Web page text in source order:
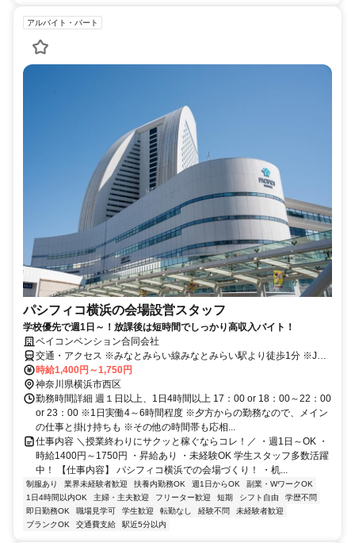
アルバイト・パート
パシフィコ横浜の会場設営スタッフ
学校優先で週1日～！放課後は短時間でしっかり高収入バイト！
ベイコンベンション合同会社
交通・アクセス ※みなとみらい線みなとみらい駅より徒歩1分 ※JR
根岸線桜木町駅より徒歩5分
時給1,400円～1,750円
神奈川県横浜市西区
勤務時間詳細 週１日以上、1日4時間以上 17：00 or 18：00～22：00
or 23：00 ※1日実働4～6時間程度 ※夕方からの勤務なので、メイン
の仕事と掛け持ちも ※その他の時間帯も応相...
仕事内容 ＼授業終わりにサクッと稼ぐならコレ！／ ・週1日～OK ・
時給1400円～1750円 ・昇給あり ・未経験OK 学生スタッフ多数活躍
中！ 【仕事内容】 パシフィコ横浜での会場づくり！ ・机...
制服あり 業界未経験者歓迎 扶養内勤務OK 週1日からOK
副業・WワークOK
1日4時間以内OK
主婦・主夫歓迎 フリーター歓迎 短期 シフト自由
学歴不問
即日勤務OK
職場見学可 学生歓迎 転勤なし 経験不問
未経験者歓迎
ブランクOK
交通費支給 駅近5分以内